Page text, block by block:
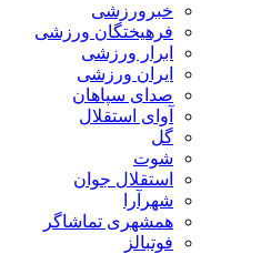
خبرورزشی
فرهیختگان ورزشی
ابرار ورزشی
ایران ورزشی
صدای سپاهان
آوای استقلال
گل
شوت
استقلال جوان
شهرآرا
همشهری تماشاگر
فوتبالز